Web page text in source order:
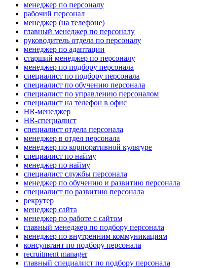
менеджер по персоналу
рабочий персонал
менеджер (на телефоне)
главный менеджер по персоналу
руководитель отдела по персоналу
менеджер по адаптации
старший менеджер по персоналу
менеджер по подбору персонала
специалист по подбору персонала
специалист по обучению персонала
специалист по управлению персоналом
специалист на телефон в офис
HR-менеджер
HR-специалист
специалист отдела персонала
менеджер в отдел персонала
менеджер по корпоративной культуре
специалист по найму
менеджер по найму
специалист службы персонала
менеджер по обучению и развитию персонала
специалист по развитию персонала
рекрутер
менеджер сайта
менеджер по работе с сайтом
главный менеджер по подбору персонала
менеджер по внутренним коммуникациям
консультант по подбору персонала
recruitment manager
главный специалист по подбору персонала